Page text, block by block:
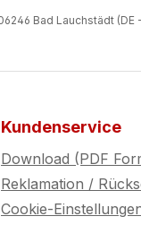
Bad Lauchstädt (DE
Kundenservice
Download (PDF
Reklamation /
Cookie-